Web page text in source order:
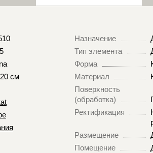
см
Назначение
Тип элемента
Форма
Материал
Поверхность
(обработка)
Ректификация
Размещение
Помещение